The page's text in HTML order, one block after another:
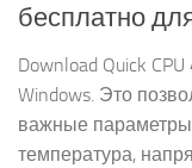
бесплатно
Download Quick
Windows. Это
важные
температура,